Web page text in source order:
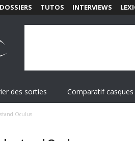
DOSSIERS TUTOS INTERVIEWS
des sorties Comparatif casques
Oculus